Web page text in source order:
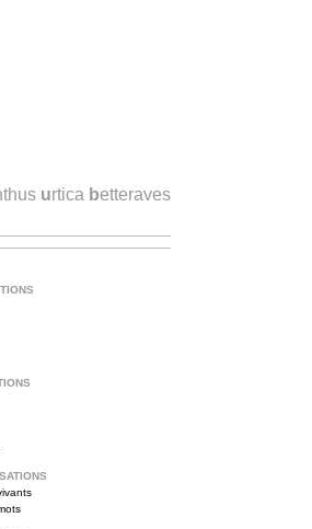
urtica betteraves